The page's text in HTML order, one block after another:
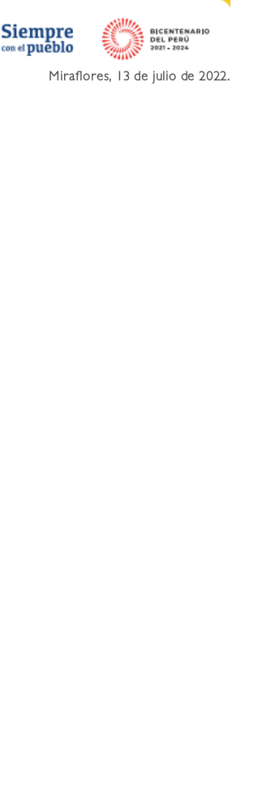
Miraflores, 13 de julio de 2022.